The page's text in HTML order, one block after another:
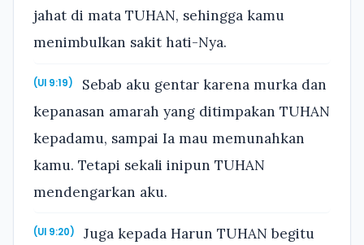
jahat di mata TUHAN, sehingga kamu
menimbulkan sakit hati-Nya.
(Ul 9:19)
Sebab aku gentar karena murka dan
kepanasan amarah yang ditimpakan TUHAN
kepadamu, sampai Ia mau memunahkan
kamu. Tetapi sekali inipun TUHAN
mendengarkan aku.
(Ul 9:20)
Juga kepada Harun TUHAN begitu